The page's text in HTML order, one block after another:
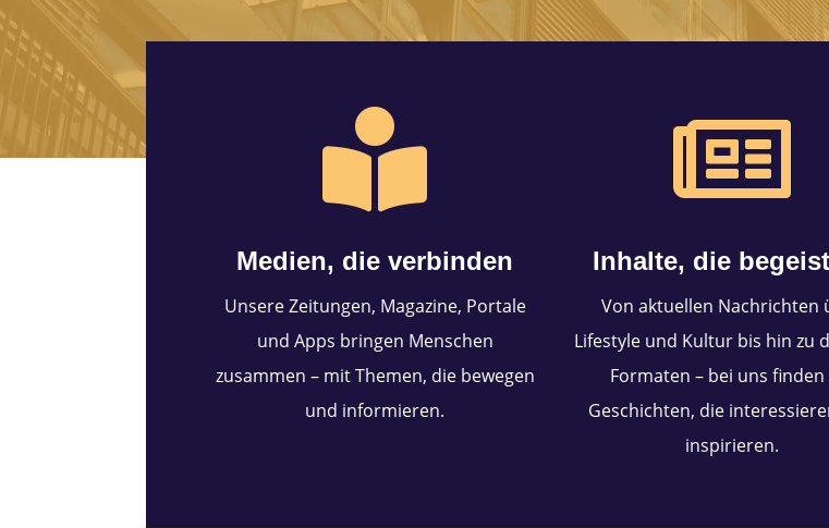

Medien, die verbinden
Unsere Zeitungen, Magazine, Portale
und Apps bringen Menschen
zusammen – mit Themen, die bewegen
und informieren.

Inhalte, die
Von aktuellen Nachrichten
Lifestyle und Kultur bis hin zu
Formaten – bei uns finden
Geschichten, die
inspirieren.